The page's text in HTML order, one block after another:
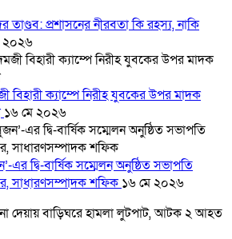
তাণ্ডব: প্রশাসনের নীরবতা কি রহস্য, নাকি
২০২৬
বিহারী ক্যাম্পে নিরীহ যুবকের উপর মাদক
১৬ মে ২০২৬
এর দ্বি-বার্ষিক সম্মেলন অনুষ্ঠিত সভাপতি
সাধারণসম্পাদক শফিক ১৬ মে ২০২৬